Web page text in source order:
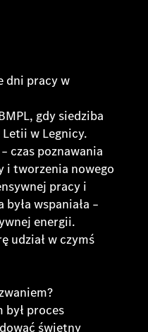
dni pracy w
gdy siedziba
Letii w Legnicy.
czas poznawania
i tworzenia nowego
pracy i
wspaniała –
energii.
udział w czymś
był proces
świetny